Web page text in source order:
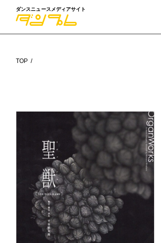
ダンスニュースメディアサイト
TOP